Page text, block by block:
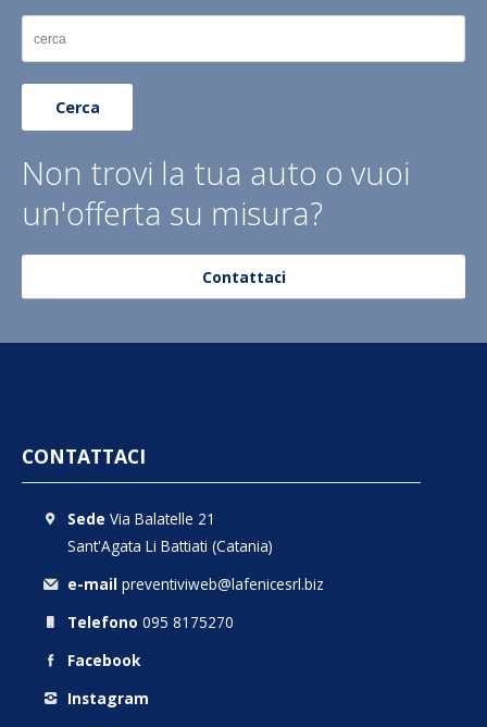
Cerca
Non trovi la tua auto o vuoi
un'offerta su misura?
Contattaci
CONTATTACI
Sede Via Balatelle 21
Sant'Agata Li Battiati (Catania)
e-mail preventiviweb@lafenicesrl.biz
Telefono 095 8175270
Facebook
Instagram